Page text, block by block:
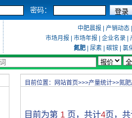
密码：
中肥晨报 产销动态
市场月报
市场年报 企业名录
氮肥
尿素 碳铵
氯
目前位置： 网站首页>>>产量统计>>氮
目前为第 1 页，共计4页，